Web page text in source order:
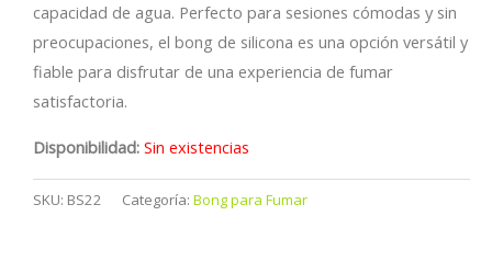
capacidad de agua. Perfecto para sesiones cómodas y sin
preocupaciones, el bong de silicona es una opción versátil y
fiable para disfrutar de una experiencia de fumar
satisfactoria.
Disponibilidad: Sin existencias
SKU: BS22 Categoría: Bong para Fumar